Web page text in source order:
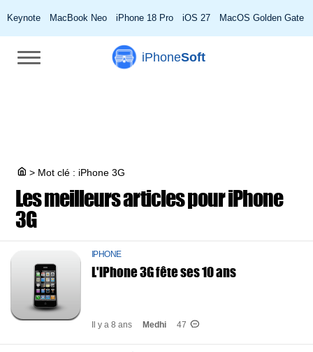
Keynote MacBook Neo iPhone 18 Pro iOS 27 MacOS Golden Gate
iPhoneSoft
> Mot clé : iPhone 3G
Les meilleurs articles pouriPhone
3G
IPHONE
L'iPhone 3G fête ses 10 ans
Il y a 8 ans Medhi 47